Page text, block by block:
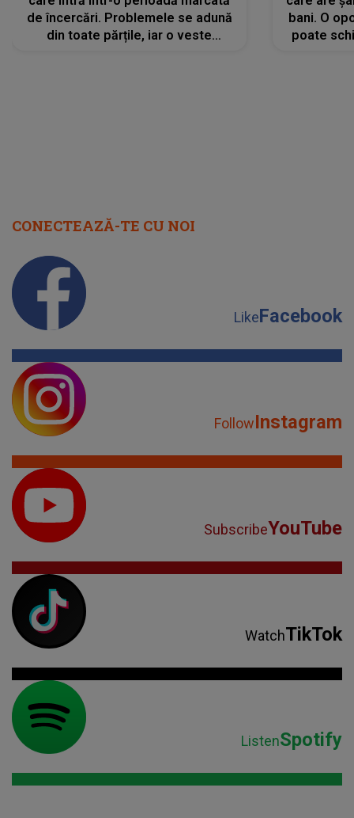
de încercări. Problemele se adună
din toate părțile, iar o veste
bani. O
poate
CONECTEAZĂ-TE CU NOI
LikeFacebook
FollowInstagram
SubscribeYouTube
WatchTikTok
ListenSpotify